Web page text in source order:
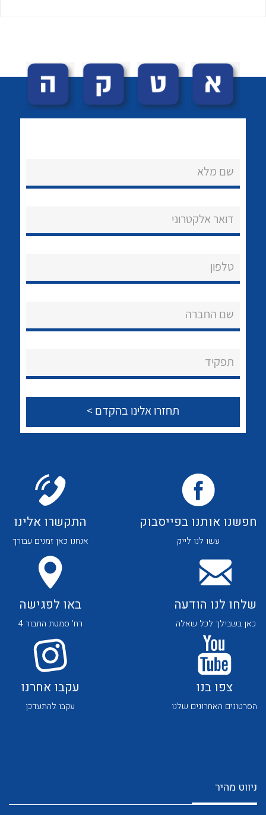
אודות
צור קשר
לכל מוצרי היצרן
לכל מוצרי היצרן לכל מוצרי היצרן
לכל מוצרי היצרן לכל מוצרי היצרן
לכל מוצרי היצרן לכל מוצרי היצרן
שם מלא
דואר אלקטרוני
טלפון
שם החברה
תפקיד
חפשנו אותנו בפייסבוק
עשו לנו לייק
התקשרו אלינו
אנחנו כאן זמנים עבורך
שלחו לנו הודעה
כאן בשבילך לכל שאלה
באו לפגישה
רח' סמטת התבור 4
צפו בנו
הסרטונים האחרונים שלנו
עקבו אחרנו
עקבו להתעדכן
ניווט מהיר